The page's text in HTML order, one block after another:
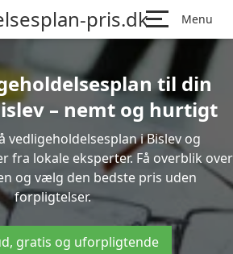
pris.dk Menu
til din
– nemt og hurtigt
vedligeholdelsesplan i Bislev og
fra lokale eksperter. Få overblik over
og vælg den bedste pris uden
forpligtelser.
gratis og uforpligtende